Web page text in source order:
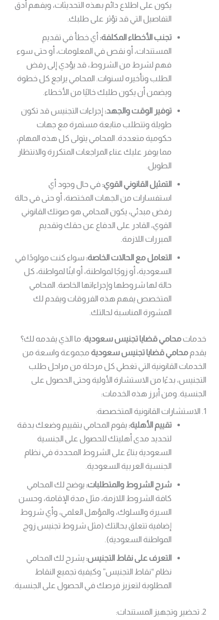
يكون على اطلاع دائم بهذه التحديثات، ويفهم أدق
التفاصيل التي قد تؤثر على طلبك.
تجنب الأخطاء المكلفة: أي خطأ في تقديم
المستندات، أو نقص في المعلومات، أو حتى سوء
فهم لشرط من الشروط، قد يؤدي إلى رفض
الطلب وتأخيره لسنوات. المحامي يراجع كل خطوة
ويضمن أن يكون طلبك خاليًا من الأخطاء.
توفير الوقت والجهد: إجراءات التجنيس قد تكون
طويلة وتتطلب متابعة مستمرة مع جهات
حكومية متعددة. المحامي يتولى كل هذه المهام،
مما يوفر عليك عناء المراجعات المتكررة والانتظار
الطويل.
التمثيل القانوني القوي: في حال وجود أي
استفسارات من الجهات المختصة، أو حتى في حالة
رفض مبدئي، يكون المحامي هو صوتك القانوني
القوي، القادر على الدفاع عن حقك وتقديم
المبررات اللازمة.
التعامل مع الحالات الخاصة: سواء كنت مولودًا في
السعودية، أو زوجًا لمواطنة، أو ابنًا لمواطنة، كل
حالة لها شروطها وإجراءاتها الخاصة. المحامي
المتخصص يفهم هذه الفروقات ويقدم لك
المشورة المناسبة لحالتك.
خدماتمحامي قضايا تجنيس سعودية: ما الذي يقدمه لك؟
يقدممحامي قضايا تجنيس سعودية مجموعة واسعة من
الخدمات القانونية التي تغطي كل مرحلة من مراحل طلب
التجنيس، بدءًا من الاستشارة الأولية وحتى الحصول على
الجنسية. ومن أبرز هذه الخدمات:
1. الاستشارات القانونية المتخصصة:
تقييم الأهلية: يقوم المحامي بتقييم وضعك بدقة
لتحديد مدى أهليتك للحصول على الجنسية
السعودية بناءً على الشروط المحددة في نظام
الجنسية العربية السعودية.
شرح الشروط والمتطلبات: يوضح لك المحامي
كافة الشروط اللازمة، مثل مدة الإقامة، وحسن
السيرة والسلوك، والمؤهل العلمي، وأي شروط
إضافية تتعلق بحالتك (مثل شروط تجنيس زوج
المواطنة السعودية).
التعرف على نقاط التجنيس: يشرح لك المحامي
نظام “نقاط التجنيس” وكيفية تجميع النقاط
المطلوبة لتعزيز فرصك في الحصول على الجنسية.
2. تحضير وتجهيز المستندات: